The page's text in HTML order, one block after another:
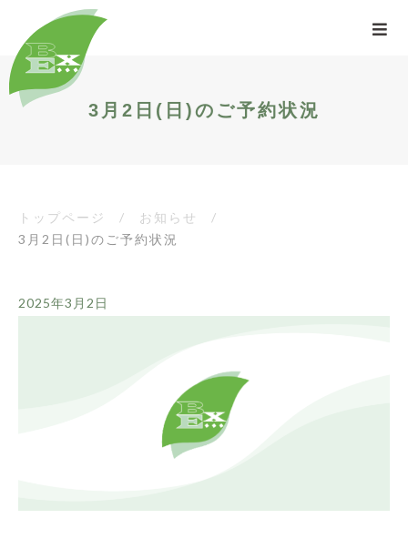
3月2日(日)のご予約状況
トップページ / お知らせ
/
3月2日(日)のご予約状況
2025年3月2日